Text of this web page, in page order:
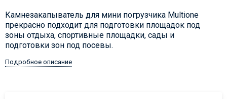
Камнезакапыватель для мини погрузчика Multione
прекрасно подходит для подготовки площадок под
зоны отдыха, спортивные площадки, сады и
подготовки зон под посевы.
Подробное описание